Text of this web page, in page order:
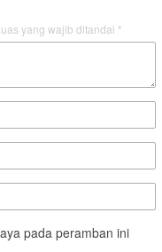
yang wajib ditandai *
pada peramban ini